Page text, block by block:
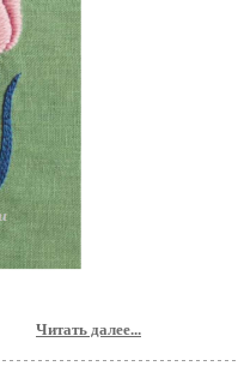
Читать далее...